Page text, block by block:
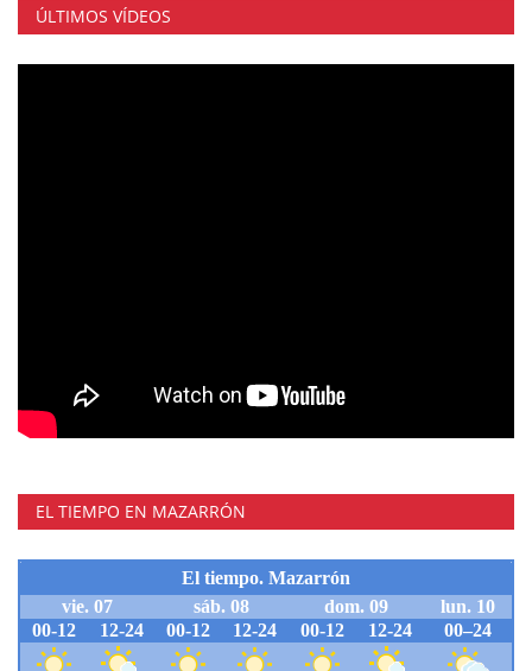
ÚLTIMOS VÍDEOS
EL TIEMPO EN MAZARRÓN